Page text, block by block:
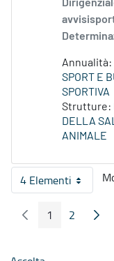
Annualità:
SPORT E
SPORTIVA
Strutture:
DELLA
ANIMALE
4 ElementiPer pagina
Pagina Precedente
Pagina
1 Pagina
2